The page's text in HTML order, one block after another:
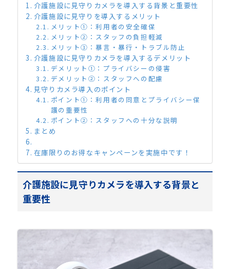
介護施設に見守りカメラを導入する背景と重要性
介護施設に見守りを導入するメリット
メリット①：利用者の安全確保
メリット②：スタッフの負担軽減
メリット③：暴言・暴行・トラブル防止
介護施設に見守りカメラを導入するデメリット
デメリット①：プライバシーの侵害
デメリット②：スタッフへの配慮
見守りカメラ導入のポイント
ポイント①：利用者の同意とプライバシー保
護の重要性
ポイント②：スタッフへの十分な説明
まとめ
在庫限りのお得なキャンペーンを実施中です！
介護施設に見守りカメラを導入する背景と
重要性